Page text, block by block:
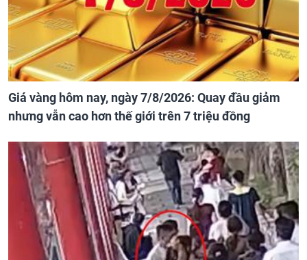
Giá vàng hôm nay, ngày 7/8/2026: Quay đầu giảm
nhưng vẫn cao hơn thế giới trên 7 triệu đồng